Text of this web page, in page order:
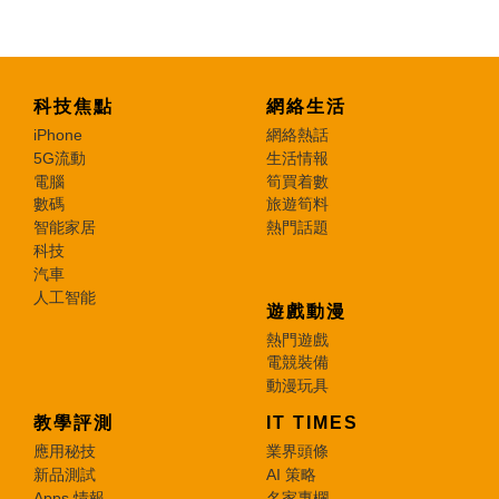
科技焦點
iPhone
5G流動
電腦
數碼
智能家居
科技
汽車
人工智能
網絡生活
網絡熱話
生活情報
筍買着數
旅遊筍料
熱門話題
遊戲動漫
熱門遊戲
電競裝備
動漫玩具
教學評測
應用秘技
新品測試
IT TIMES
業界頭條
AI 策略